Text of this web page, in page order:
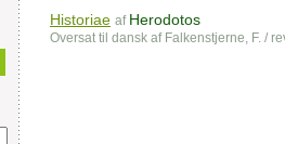
Historiae af Herodotos
Oversat til dansk af Falkenstjerne, F. /